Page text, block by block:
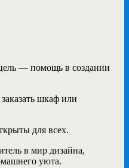
— помощь в создании
шкаф или
для всех.
в мир дизайна,
уюта.